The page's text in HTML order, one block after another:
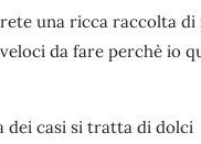
una ricca raccolta
da fare perchè io
dei casi si tratta di dolci